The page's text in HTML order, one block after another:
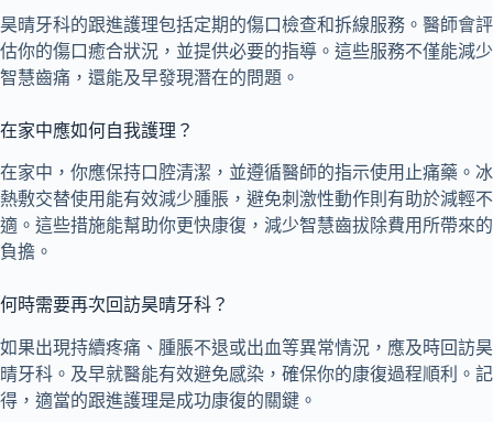
昊晴牙科的跟進護理包括定期的傷口檢查和拆線服務。醫師會評
估你的傷口癒合狀況，並提供必要的指導。這些服務不僅能減少
智慧齒痛，還能及早發現潛在的問題。
在家中應如何自我護理？
在家中，你應保持口腔清潔，並遵循醫師的指示使用止痛藥。冰
熱敷交替使用能有效減少腫脹，避免刺激性動作則有助於減輕不
適。這些措施能幫助你更快康復，減少智慧齒拔除費用所帶來的
負擔。
何時需要再次回訪昊晴牙科？
如果出現持續疼痛、腫脹不退或出血等異常情況，應及時回訪昊
晴牙科。及早就醫能有效避免感染，確保你的康復過程順利。記
得，適當的跟進護理是成功康復的關鍵。